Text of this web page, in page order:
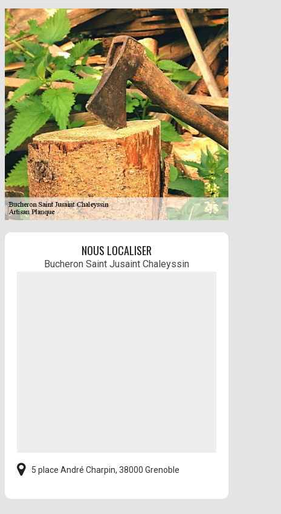
NOUS LOCALISER
Bucheron Saint Jusaint Chaleyssin
5 place André Charpin, 38000 Grenoble